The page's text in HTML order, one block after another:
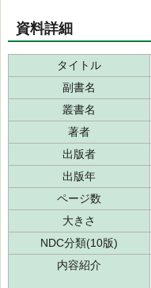
資料詳細
タイトル
副書名
叢書名
著者
出版者
出版年
ページ数
大きさ
NDC分類(10版)
内容紹介